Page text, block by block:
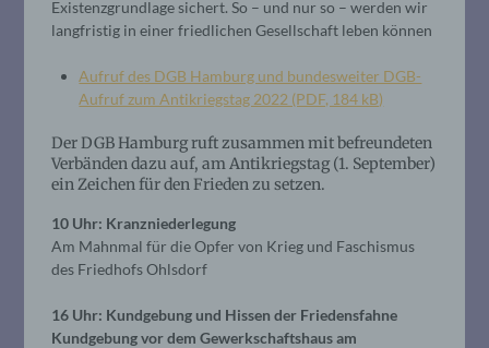
Existenzgrundlage sichert. So – und nur so – werden wir
langfristig in einer friedlichen Gesellschaft leben können
Aufruf des DGB Hamburg und bundesweiter DGB-
Aufruf zum Antikriegstag 2022 (PDF, 184 kB)
Der DGB Hamburg ruft zusammen mit befreundeten
Verbänden dazu auf, am Antikriegstag (1. September)
ein Zeichen für den Frieden zu setzen.
10 Uhr: Kranzniederlegung
Am Mahnmal für die Opfer von Krieg und Faschismus
des Friedhofs Ohlsdorf
16 Uhr: Kundgebung und Hissen der Friedensfahne
Kundgebung vor dem Gewerkschaftshaus am